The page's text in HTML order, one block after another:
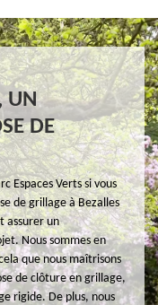
UN
DE
Espaces Verts si vous
de grillage à Bezalles
assurer un
Nous sommes en
que nous maîtrisons
de clôture en grillage,
rigide. De plus, nous